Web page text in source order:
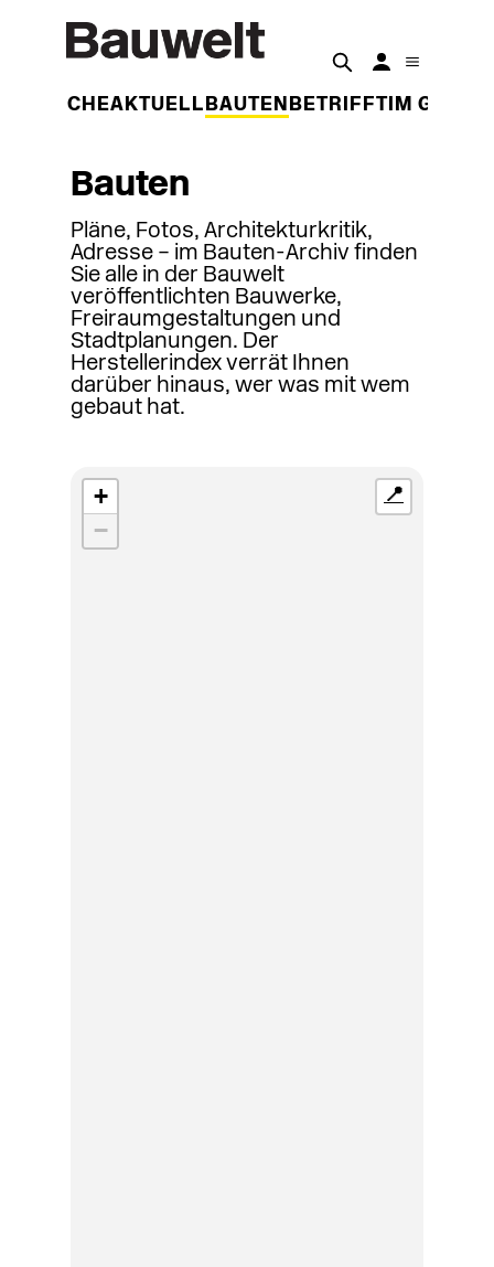
WOCHEAKTUELL BAUTEN BETRIFFT IM
Bauten
Pläne, Fotos, Architekturkritik,
Adresse – im Bauten-Archiv finden
Sie alle in der Bauwelt
veröffentlichten Bauwerke,
Freiraumgestaltungen und
Stadtplanungen. Der
Herstellerindex verrät Ihnen
darüber hinaus, wer was mit wem
gebaut hat.
+
−
📍